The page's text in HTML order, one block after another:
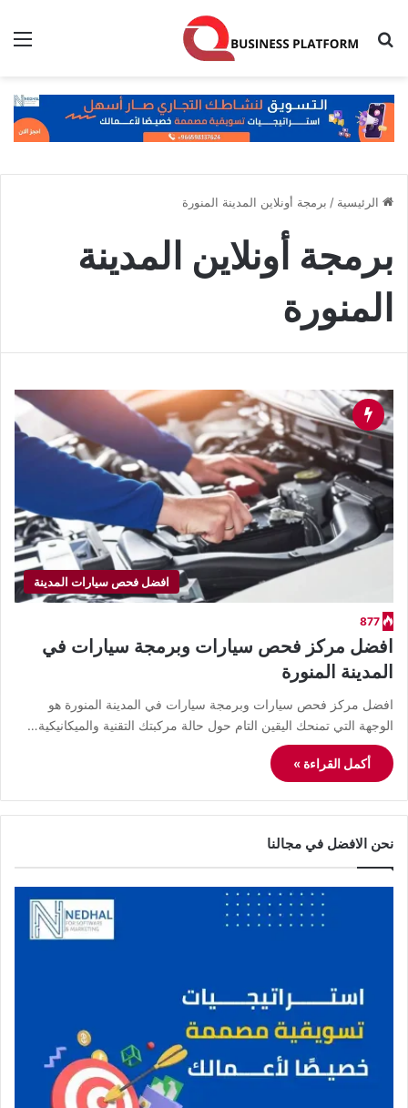
بحث عن
الرئيسية / برمجة أونلاين المدينة المنورة
برمجة أونلاين المدينة
المنورة
افضل فحص سيارات المدينة
877
افضل مركز فحص سيارات وبرمجة سيارات في
المدينة المنورة
افضل مركز فحص سيارات وبرمجة سيارات في المدينة المنورة هو
الوجهة التي تمنحك اليقين التام حول حالة مركبتك التقنية والميكانيكية…
أكمل القراءة »
نحن الافضل في مجالنا